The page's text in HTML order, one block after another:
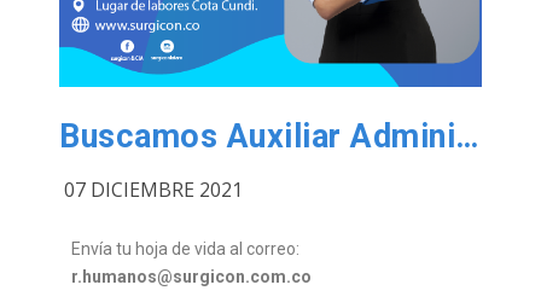
Buscamos Auxiliar Administrativo
07 DICIEMBRE 2021
Envía tu hoja de vida al correo:
r.humanos@surgicon.com.co